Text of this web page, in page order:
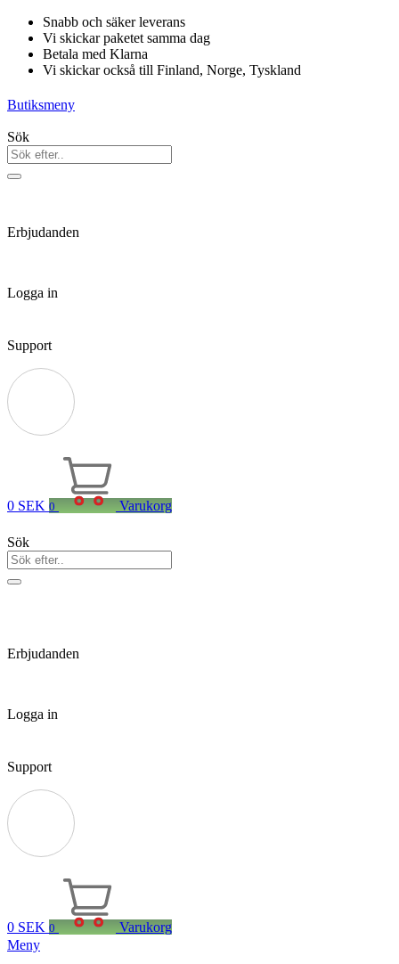
Hoppa
innehåll
Snabb och säker leverans
Vi skickar paketet samma dag
Betala med Klarna
Vi skickar också till Finland, Norge, Tyskland
Butiksmeny
Sök
Erbjudanden
Logga in
Support
0 SEK 0 Varukorg
Sök
Erbjudanden
Logga in
Support
0 SEK 0
Varukorg
Meny